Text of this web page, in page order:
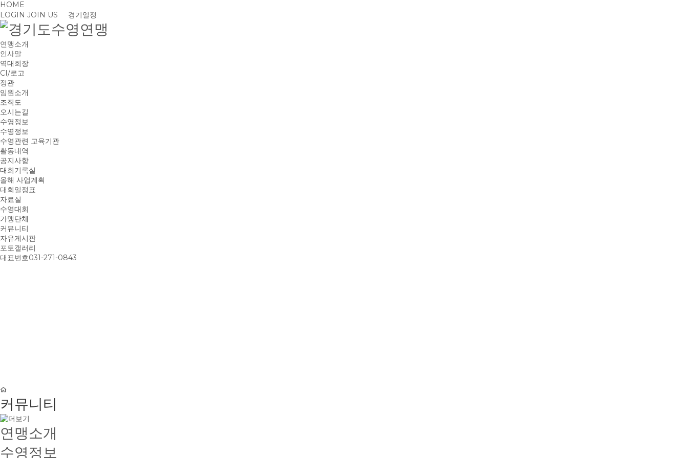
HOME
LOGIN JOIN US 경기일정
연맹소개
인사말
역대회장
CI/로고
정관
임원소개
조직도
오시는길
수영정보
수영정보
수영관련 교육기관
활동내역
공지사항
대회기록실
올해 사업계획
대회일정표
자료실
수영대회
가맹단체
커뮤니티
자유게시판
포토갤러리
대표번호031-271-0843
커뮤니티
연맹소개
수영정보